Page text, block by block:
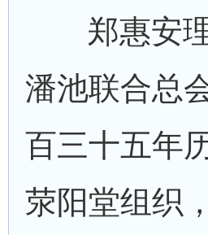
郑惠安
潘池联合总
百三十五年
荥阳堂组织